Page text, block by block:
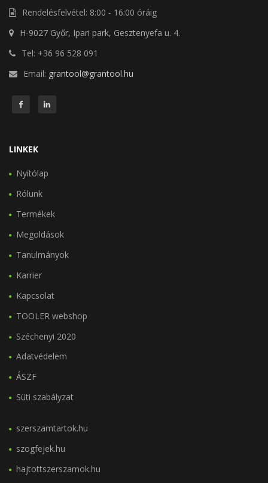
Rendelésfelvétel: 8:00 - 16:00 óráig
H-9027 Győr, Ipari park, Gesztenyefa u. 4.
Tel: +36 96 528 091
Email: grantool@grantool.hu
LINKEK
Nyitólap
Rólunk
Termékek
Megoldások
Tanulmányok
Karrier
Kapcsolat
TOOLER webshop
Széchenyi 2020
Adatvédelem
ÁSZF
Süti szabályzat
szerszamtartok.hu
szogfejek.hu
hajtottszerszamok.hu